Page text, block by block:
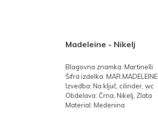
Madeleine - Nikelj
Blagovna znamka: Martinelli
Šifra izdelka: MAR.MADELEINE
Izvedba: Na ključ, cilinder, wc
Obdelava: Črna, Nikelj, Zlata
Material: Medenina